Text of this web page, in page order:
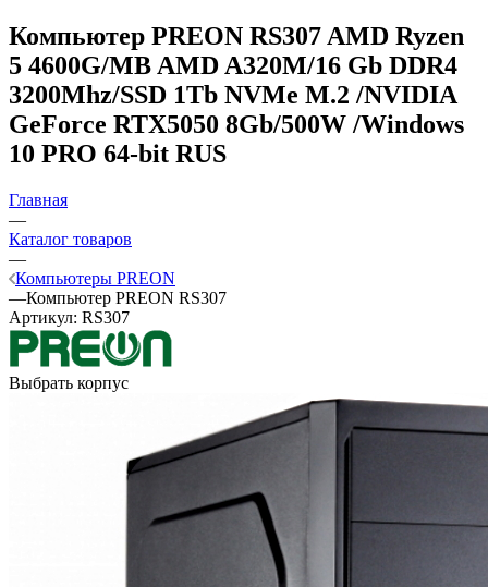
Компьютер PREON RS307 AMD Ryzen
5 4600G/MB AMD A320M/16 Gb DDR4
3200Mhz/SSD 1Tb NVMe M.2 /NVIDIA
GeForce RTX5050 8Gb/500W /Windows
10 PRO 64-bit RUS
Главная
—
Каталог товаров
—
Компьютеры PREON
—Компьютер PREON RS307
Артикул: RS307
Выбрать корпус